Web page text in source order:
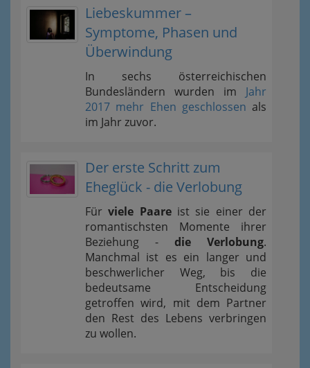
Liebeskummer –
Symptome, Phasen und
Überwindung
In sechs österreichischen
Bundesländern wurden im Jahr
2017 mehr Ehen geschlossen als
im Jahr zuvor.
Der erste Schritt zum
Eheglück - die Verlobung
Fürviele Paareist sie einer der
romantischsten Momente ihrer
Beziehung - die Verlobung.
Manchmal ist es ein langer und
beschwerlicher Weg, bis die
bedeutsame Entscheidung
getroffen wird, mit dem Partner
den Rest des Lebens verbringen
zu wollen.